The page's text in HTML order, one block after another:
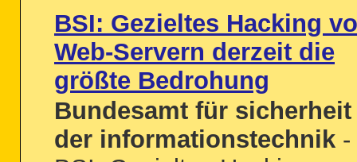
BSI: Gezieltes Hacking
Web-Servern derzeit die
größte Bedrohung
Bundesamt für
der informationstechnik -